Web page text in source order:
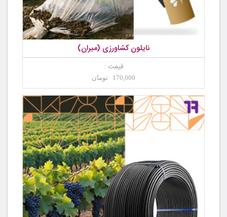
نایلون کشاورزی (میران)
قیمت :
170,000 تومان